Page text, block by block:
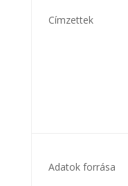
Címzettek
Adatok forrása